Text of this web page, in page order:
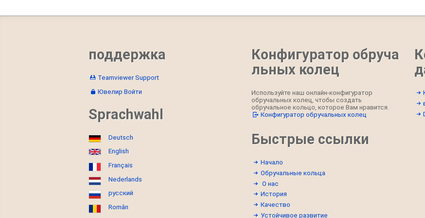
поддержка
Teamviewer Support
Ювелир Войти
Sprachwahl
Deutsch
English
Français
Nederlands
русский
Român
Конфигуратор обруча
льных колец
Используйте наш онлайн-конфигуратор
обручальных колец, чтобы создать
обручальное кольцо, которое Вам нравится.
Конфигуратор обручальных колец
Быстрые ссылки
Начало
Обручальные кольца
О нас
История
Качество
Устойчивое развитие